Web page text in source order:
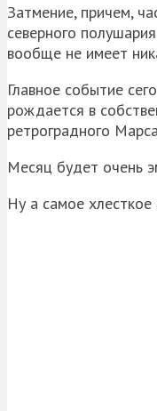
Затмение, причем,
северного
вообще не имеет
Главное событие
рождается в
ретроградного
Месяц будет очень
Ну а самое